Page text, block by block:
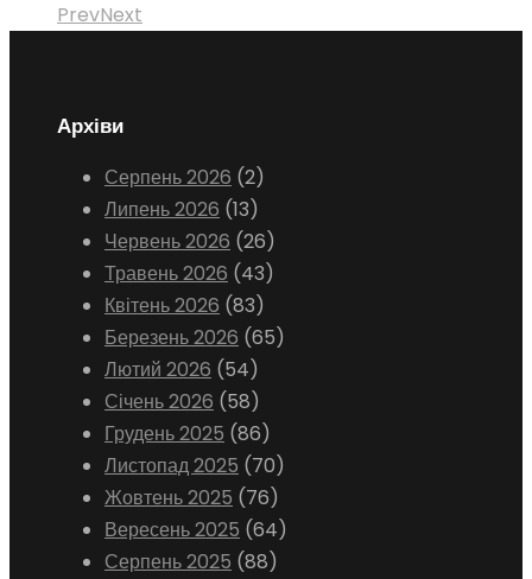
PrevNext
Архіви
Серпень 2026 (2)
Липень 2026 (13)
Червень 2026 (26)
Травень 2026 (43)
Квітень 2026 (83)
Березень 2026 (65)
Лютий 2026 (54)
Січень 2026 (58)
Грудень 2025 (86)
Листопад 2025 (70)
Жовтень 2025 (76)
Вересень 2025 (64)
Серпень 2025 (88)